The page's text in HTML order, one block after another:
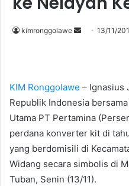
kimronggolawe
a
n
e
m
a
13/11/
KIM Ronggolawe – Ignasius
Republik Indonesia
Utama PT Pertamina
perdana konverter kit di
yang berdomisili di
Widang secara simbolis di
Tuban, Senin (13/11).